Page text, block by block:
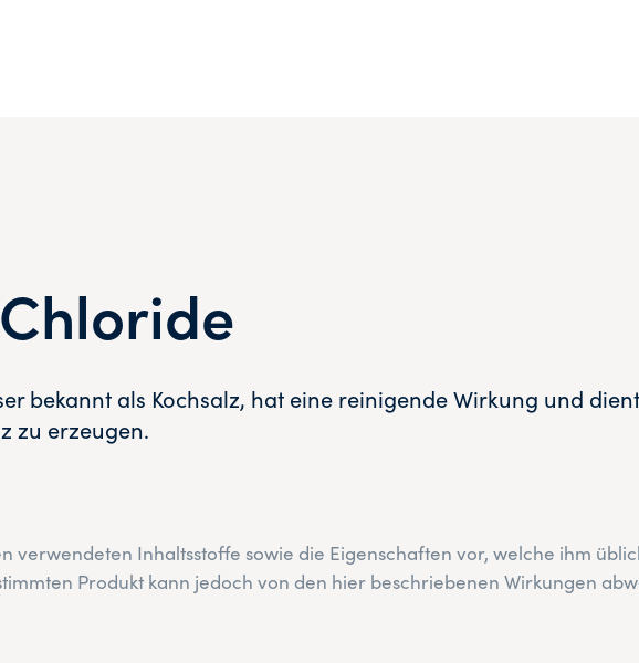
bekannt als Kochsalz, hat eine reinigende Wirkung und
zu erzeugen.
verwendeten Inhaltsstoffe sowie die Eigenschaften vor, welche ihm
Produkt kann jedoch von den hier beschriebenen Wirkungen